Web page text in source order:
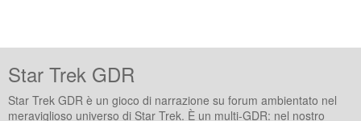
Star Trek GDR
Star Trek GDR è un gioco di narrazione su forum ambientato nel
meraviglioso universo di Star Trek. È un multi-GDR: nel nostro